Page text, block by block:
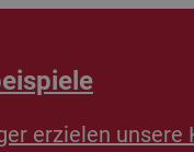
erzielen unsere